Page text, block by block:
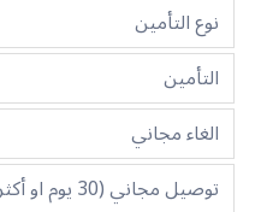
نوع التأمين
التأمين
الغاء مجاني
توصيل مجاني (30 يوم او أكثر)